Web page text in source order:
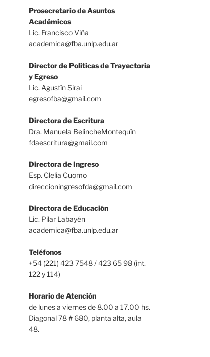
Prosecretario de Asuntos
Académicos
Lic. Francisco Viña
academica@fba.unlp.edu.ar
Director de Políticas de Trayectoria
y Egreso
Lic. Agustín Sirai
egresofba@gmail.com
Directora de Escritura
Dra. Manuela BelincheMontequín
fdaescritura@gmail.com
Directora de Ingreso
Esp. Clelia Cuomo
direccioningresofda@gmail.com
Directora de Educación
Lic. Pilar Labayén
academica@fba.unlp.edu.ar
Teléfonos
+54 (221) 423 7548 / 423 65 98 (int.
122 y 114)
Horario de Atención
de lunes a viernes de 8.00 a 17.00 hs.
Diagonal 78 # 680, planta alta, aula
48.